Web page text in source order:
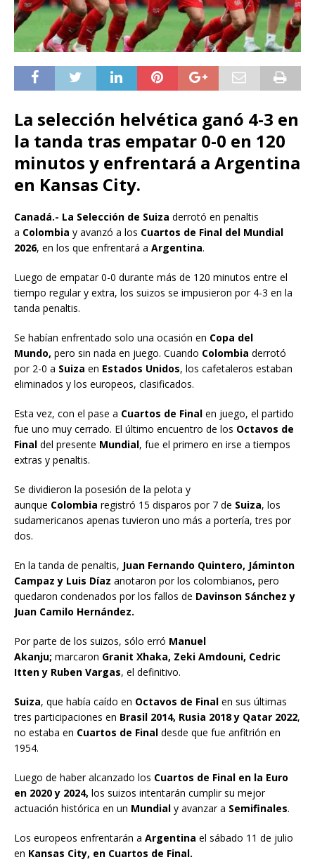
La selección helvética ganó 4-3 en
la tanda tras empatar 0-0 en 120
minutos y enfrentará a Argentina
en Kansas City.
Canadá.- La Selección de Suiza derrotó en penaltis
a Colombia y avanzó a los Cuartos de Final del Mundial
2026, en los que enfrentará a Argentina.
Luego de empatar 0-0 durante más de 120 minutos entre el
tiempo regular y extra, los suizos se impusieron por 4-3 en la
tanda penaltis.
Se habían enfrentado solo una ocasión en Copa del
Mundo, pero sin nada en juego. Cuando Colombia derrotó
por 2-0 a Suiza en Estados Unidos, los cafetaleros estaban
eliminados y los europeos, clasificados.
Esta vez, con el pase a Cuartos de Final en juego, el partido
fue uno muy cerrado. El último encuentro de los Octavos de
Final del presente Mundial, fue el primero en irse a tiempos
extras y penaltis.
Se dividieron la posesión de la pelota y
aunque Colombia registró 15 disparos por 7 de Suiza, los
sudamericanos apenas tuvieron uno más a portería, tres por
dos.
En la tanda de penaltis, Juan Fernando Quintero, Jáminton
Campaz y Luis Díaz anotaron por los colombianos, pero
quedaron condenados por los fallos de Davinson Sánchez y
Juan Camilo Hernández.
Por parte de los suizos, sólo erró Manuel
Akanju; marcaron Granit Xhaka, Zeki Amdouni, Cedric
Itten y Ruben Vargas, el definitivo.
Suiza, que había caído en Octavos de Final en sus últimas
tres participaciones en Brasil 2014, Rusia 2018 y Qatar 2022,
no estaba en Cuartos de Final desde que fue anfitrión en
1954.
Luego de haber alcanzado los Cuartos de Final en la Euro
en 2020 y 2024, los suizos intentarán cumplir su mejor
actuación histórica en un Mundial y avanzar a Semifinales.
Los europeos enfrentarán a Argentina el sábado 11 de julio
en Kansas City, en Cuartos de Final.